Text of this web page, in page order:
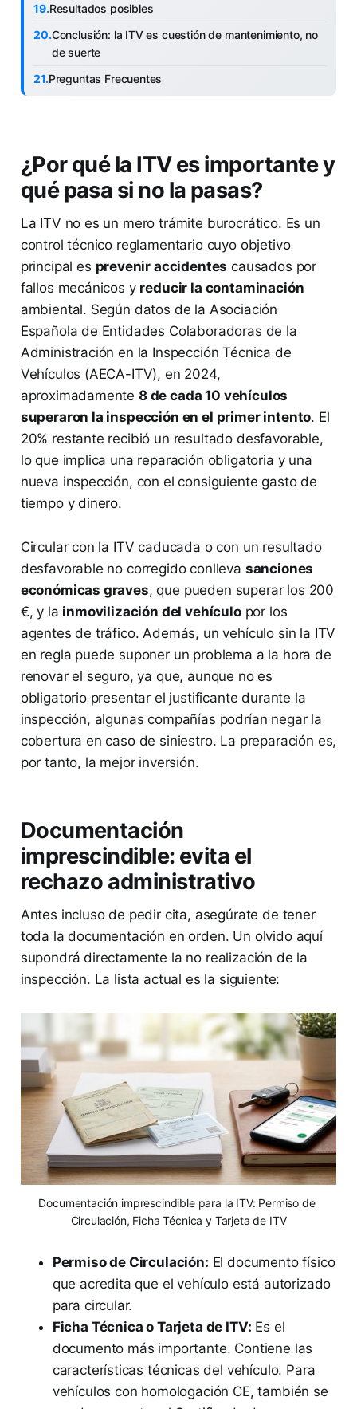
Resultados posibles
Conclusión: la ITV es cuestión de mantenimiento, no
de suerte
Preguntas Frecuentes
¿Por qué la ITV es importante y
qué pasa si no la pasas?
La ITV no es un mero trámite burocrático. Es un
control técnico reglamentario cuyo objetivo
principal es prevenir accidentes causados por
fallos mecánicos y reducir la contaminación
ambiental. Según datos de la Asociación
Española de Entidades Colaboradoras de la
Administración en la Inspección Técnica de
Vehículos (AECA-ITV), en 2024,
aproximadamente 8 de cada 10 vehículos
superaron la inspección en el primer intento. El
20% restante recibió un resultado desfavorable,
lo que implica una reparación obligatoria y una
nueva inspección, con el consiguiente gasto de
tiempo y dinero.
Circular con la ITV caducada o con un resultado
desfavorable no corregido conlleva sanciones
económicas graves, que pueden superar los 200
€, y la inmovilización del vehículopor los
agentes de tráfico. Además, un vehículo sin la ITV
en regla puede suponer un problema a la hora de
renovar el seguro, ya que, aunque no es
obligatorio presentar el justificante durante la
inspección, algunas compañías podrían negar la
cobertura en caso de siniestro. La preparación es,
por tanto, la mejor inversión.
Documentación
imprescindible: evita el
rechazo administrativo
Antes incluso de pedir cita, asegúrate de tener
toda la documentación en orden. Un olvido aquí
supondrá directamente la no realización de la
inspección. La lista actual es la siguiente:
Documentación imprescindible para la ITV: Permiso de
Circulación, Ficha Técnica y Tarjeta de ITV
Permiso de Circulación: El documento físico
que acredita que el vehículo está autorizado
para circular.
Ficha Técnica o Tarjeta de ITV: Es el
documento más importante. Contiene las
características técnicas del vehículo. Para
vehículos con homologación CE, también se